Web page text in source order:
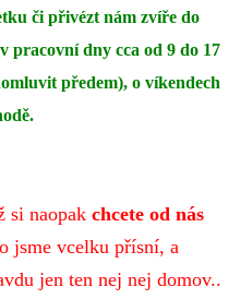
či přivézt nám zvíře do
pracovní dny cca od 9 do 17
předem), o víkendech
si naopak chcete od nás
jsme vcelku přísní, a
jen ten nej nej domov..